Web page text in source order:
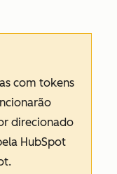
com tokens
direcionado
HubSpot